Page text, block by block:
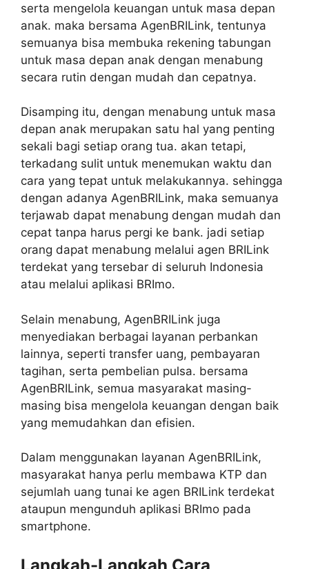
serta mengelola keuangan untuk masa depan
anak. maka bersama AgenBRILink, tentunya
semuanya bisa membuka rekening tabungan
untuk masa depan anak dengan menabung
secara rutin dengan mudah dan cepatnya.
Disamping itu, dengan menabung untuk masa
depan anak merupakan satu hal yang penting
sekali bagi setiap orang tua. akan tetapi,
terkadang sulit untuk menemukan waktu dan
cara yang tepat untuk melakukannya. sehingga
dengan adanya AgenBRILink, maka semuanya
terjawab dapat menabung dengan mudah dan
cepat tanpa harus pergi ke bank. jadi setiap
orang dapat menabung melalui agen BRILink
terdekat yang tersebar di seluruh Indonesia
atau melalui aplikasi BRImo.
Selain menabung, AgenBRILink juga
menyediakan berbagai layanan perbankan
lainnya, seperti transfer uang, pembayaran
tagihan, serta pembelian pulsa. bersama
AgenBRILink, semua masyarakat masing-
masing bisa mengelola keuangan dengan baik
yang memudahkan dan efisien.
Dalam menggunakan layanan AgenBRILink,
masyarakat hanya perlu membawa KTP dan
sejumlah uang tunai ke agen BRILink terdekat
ataupun mengunduh aplikasi BRImo pada
smartphone.